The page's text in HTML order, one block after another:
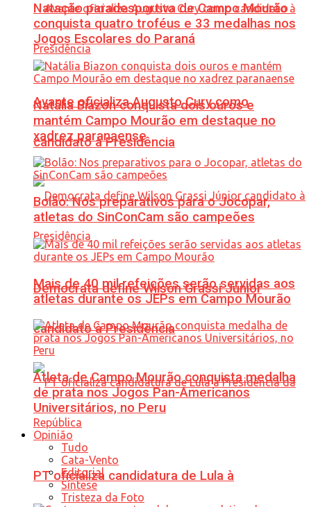
Avante oficializa Augusto Cury como
candidato à Presidência
Democrata define Wilson Grassi Júnior
candidato à Presidência
PT oficializa candidatura de Lula à
Natação paradesportiva de Campo Mourão
conquista quatro troféus e 33 medalhas nos
Jogos Escolares do Paraná
Natália Biazon conquista dois ouros e
mantém Campo Mourão em destaque no
xadrez paranaense
Bolão: Nos preparativos para o Jocopar,
atletas do SinConCam são campeões
Mais de 40 mil refeições serão servidas aos
atletas durante os JEPs em Campo Mourão
Atleta de Campo Mourão conquista medalha
de prata nos Jogos Pan-Americanos
Universitários, no Peru
Opinião
Tudo
Cata-Vento
Editorial
Síntese
Tristeza da Foto